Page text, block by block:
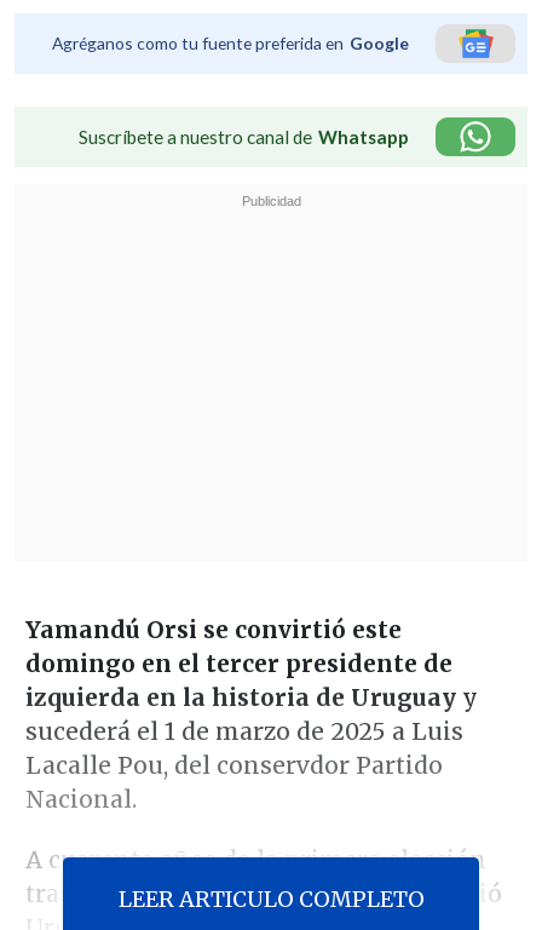
Agréganos como tu fuente preferida en Google
Suscríbete a nuestro canal de Whatsapp
Yamandú Orsi se convirtió este
domingo en el tercer presidente de
izquierda en la historia de Uruguayy
sucederá el 1 de marzo de 2025 a Luis
Lacalle Pou, del conservdor Partido
Nacional.
A cuarenta años de la primera elección
tras la dictadura cívico-militar que vivió
LEER ARTICULO COMPLETO